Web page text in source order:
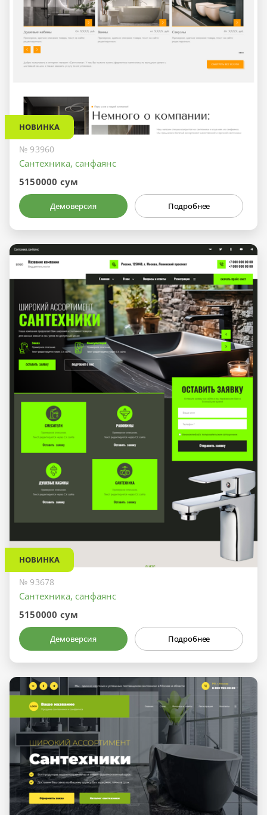
НОВИНКА
№ 93960
Сантехника, санфаянс
5150000 сум
Демоверсия Подробнее
НОВИНКА
№ 93678
Сантехника, санфаянс
5150000 сум
Демоверсия Подробнее